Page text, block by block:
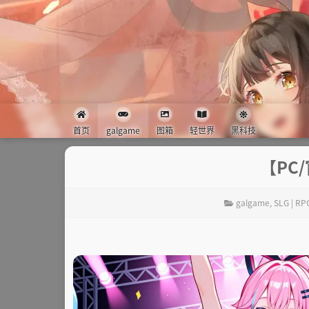
首页 galgame 图箱 轻世界 黑科技
【
galgame, SLG |